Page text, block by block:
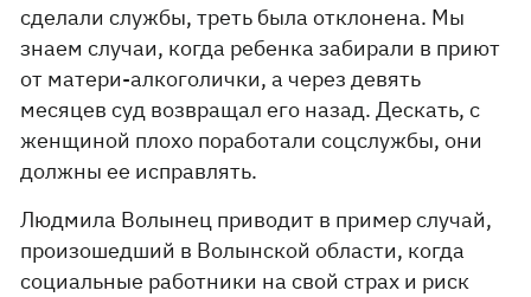
сделали службы, треть была отклонена. Мы
знаем случаи, когда ребенка забирали в приют
от матери-алкоголички, а через девять
месяцев суд возвращал его назад. Дескать, с
женщиной плохо поработали соцслужбы, они
должны ее исправлять.
Людмила Волынец приводит в пример случай,
произошедший в Волынской области, когда
социальные работники на свой страх и риск